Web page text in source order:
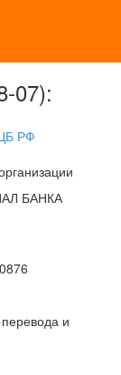
07):
РФ
БАНКА
и